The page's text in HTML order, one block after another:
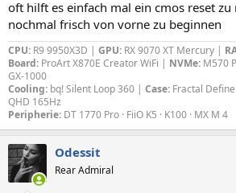
oft hilft es einfach mal ein cmos reset zu
nochmal frisch von vorne zu beginnen
CPU: R9 9950X3D | GPU: RX 9070 XT Mercury |
Board: ProArt X870E Creator WiFi | NVMe: M570
GX-1000
Cooling: bq! Silent Loop 360 | Case: Fractal
QHD 165Hz
Peripherie: DT 1770 Pro · FiiO K5 · K100 · MX M 4
Odessit
Rear Admiral